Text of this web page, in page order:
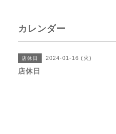
カレンダー
店休日 2024-01-16 (火)
店休日